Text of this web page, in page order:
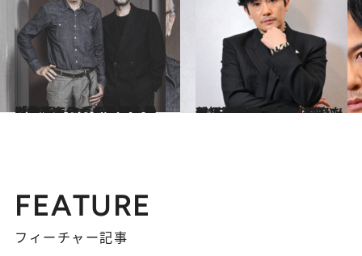
2023.5.5
「映画を作るために人生を生きる」『それでも私は生きていく』ミア・ハンセン＝ラヴが影響を受けた2人
カルチャー 2023.4.7
稲垣吾郎が“王を処刑した男”を演じる舞台『サンソン』再始動「気分は王に仕えるオスカルです(笑)」
カルチャー
FEATURE
フィーチャー記事